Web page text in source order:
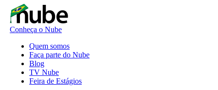
Conheça o Nube
Quem somos
Faça parte do Nube
Blog
TV Nube
Feira de Estágios